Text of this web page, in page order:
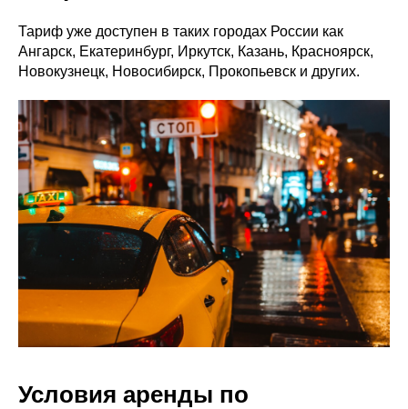
Тариф уже доступен в таких городах России как
Ангарск, Екатеринбург, Иркутск, Казань, Красноярск,
Новокузнецк, Новосибирск, Прокопьевск и других.
Условия аренды по